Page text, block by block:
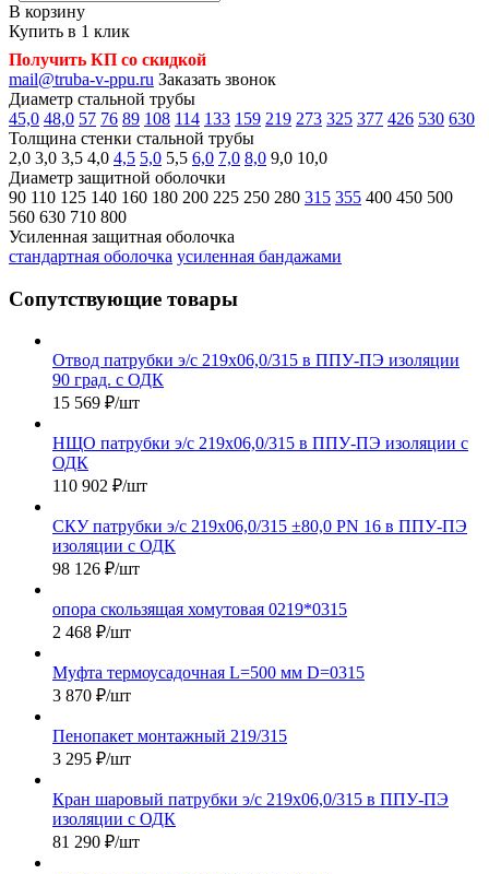
В корзину
Купить в 1 клик
Получить КП со скидкой
mail@truba-v-ppu.ru Заказать звонок
Диаметр стальной трубы
45,0 48,0 57 76 89 108 114 133 159 219 273 325 377 426 530 630
Толщина стенки стальной трубы
2,0 3,0 3,5 4,0 4,5 5,0 5,5 6,0 7,0 8,0 9,0 10,0
Диаметр защитной оболочки
90 110 125 140 160 180 200 225 250 280 315 355 400 450 500
560 630 710 800
Усиленная защитная оболочка
стандартная оболочка усиленная бандажами
Сопутствующие товары
Отвод патрубки э/с 219х06,0/315 в ППУ-ПЭ изоляции
90 град. с ОДК
15 569 ₽/шт
НЩО патрубки э/с 219х06,0/315 в ППУ-ПЭ изоляции с
ОДК
110 902 ₽/шт
СКУ патрубки э/с 219х06,0/315 ±80,0 PN 16 в ППУ-ПЭ
изоляции с ОДК
98 126 ₽/шт
опора скользящая хомутовая 0219*0315
2 468 ₽/шт
Муфта термоусадочная L=500 мм D=0315
3 870 ₽/шт
Пенопакет монтажный 219/315
3 295 ₽/шт
Кран шаровый патрубки э/с 219х06,0/315 в ППУ-ПЭ
изоляции с ОДК
81 290 ₽/шт